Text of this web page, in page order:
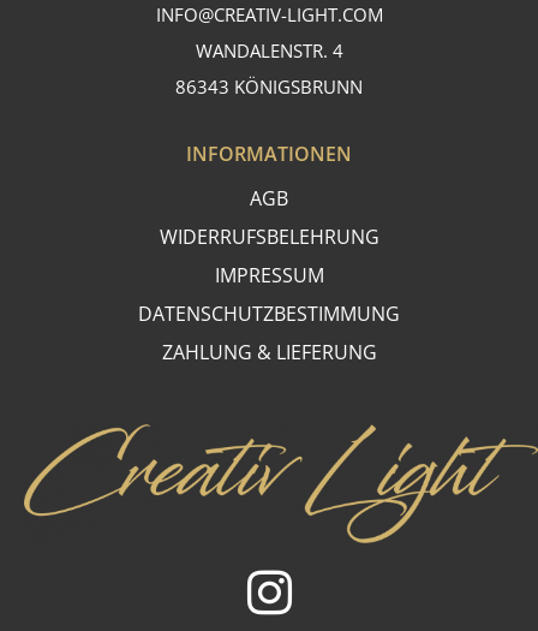
INFO@CREATIV-LIGHT.COM
WANDALENSTR. 4
86343 KÖNIGSBRUNN
INFORMATIONEN
AGB
WIDERRUFSBELEHRUNG
IMPRESSUM
DATENSCHUTZBESTIMMUNG
ZAHLUNG & LIEFERUNG